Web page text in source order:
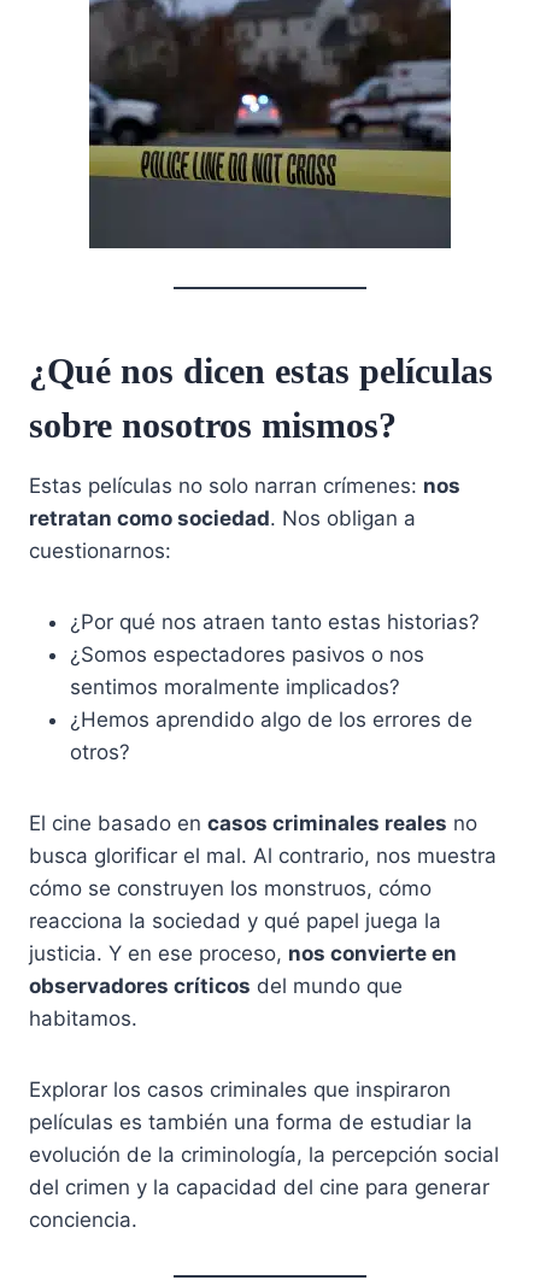
¿Qué nos dicen estas películas
sobre nosotros mismos?
Estas películas no solo narran crímenes: nos
retratan como sociedad. Nos obligan a
cuestionarnos:
¿Por qué nos atraen tanto estas historias?
¿Somos espectadores pasivos o nos
sentimos moralmente implicados?
¿Hemos aprendido algo de los errores de
otros?
El cine basado en casos criminales reales no
busca glorificar el mal. Al contrario, nos muestra
cómo se construyen los monstruos, cómo
reacciona la sociedad y qué papel juega la
justicia. Y en ese proceso, nos convierte en
observadores críticos del mundo que
habitamos.
Explorar los casos criminales que inspiraron
películas es también una forma de estudiar la
evolución de la criminología, la percepción social
del crimen y la capacidad del cine para generar
conciencia.